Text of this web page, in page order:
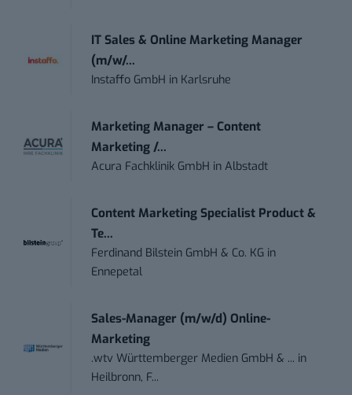
IT Sales & Online Marketing Manager
(m/w/...
Instaffo GmbH in Karlsruhe
Marketing Manager – Content
Marketing /...
Acura Fachklinik GmbH inAlbstadt
Content Marketing Specialist Product &
Te...
Ferdinand Bilstein GmbH & Co. KG in
Ennepetal
Sales-Manager (m/w/d) Online-
Marketing
.wtv Württemberger Medien GmbH & ... in
Heilbronn, F...